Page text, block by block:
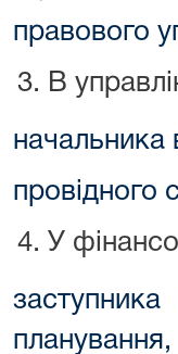
правового
В
начальника
провідного
У